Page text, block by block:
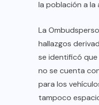
la población a la
La
hallazgos
se identificó
no se cuenta
para los
tampoco